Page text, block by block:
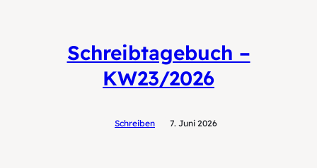
Schreibtagebuch –
KW23/2026
Schreiben 7. Juni 2026